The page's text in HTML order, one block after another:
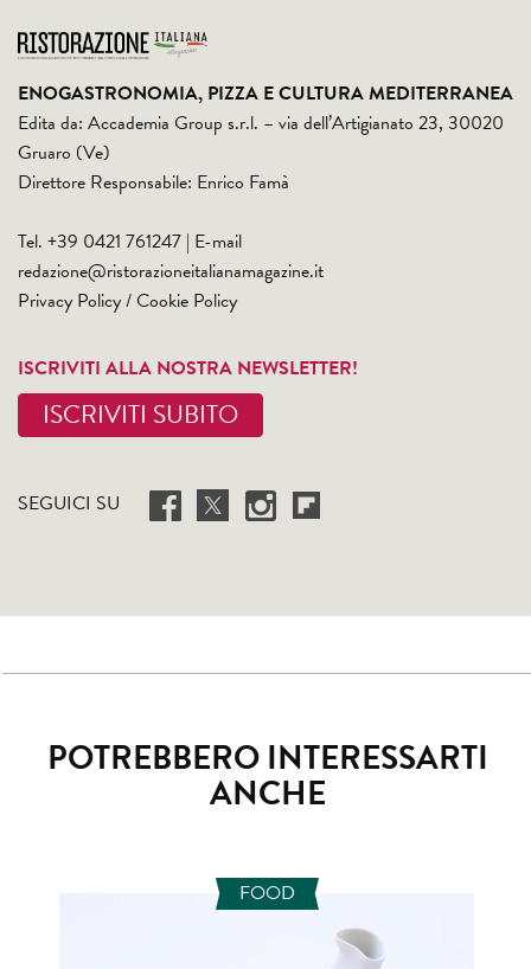
ENOGASTRONOMIA, PIZZA E CULTURA MEDITERRANEA
Edita da: Accademia Group s.r.l. – via dell’Artigianato 23, 30020
Gruaro (Ve)
Direttore Responsabile: Enrico Famà
Tel. +39 0421 761247 | E-mail
redazione@ristorazioneitalianamagazine.it
Privacy Policy/Cookie Policy
ISCRIVITI ALLA NOSTRA NEWSLETTER!
ISCRIVITI SUBITO
SEGUICI SU
POTREBBERO INTERESSARTI
ANCHE
FOOD